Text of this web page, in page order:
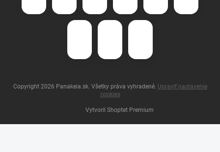
Vytvoril Shoptet Premium
Copyright 2026 Panakeia.sk. Všetky práva vyhradené. Upraviť nastavenie
cookies